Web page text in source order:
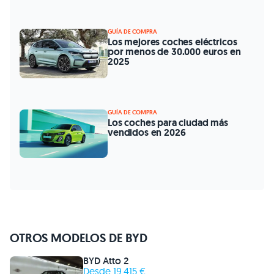
GUÍA DE COMPRA
Los mejores coches eléctricos
por menos de 30.000 euros en
2025
GUÍA DE COMPRA
Los coches para ciudad más
vendidos en 2026
OTROS MODELOS DE BYD
BYD Atto 2
Desde 19.415 €